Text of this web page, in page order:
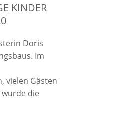
KINDER
Doris
Im
vielen Gästen
die